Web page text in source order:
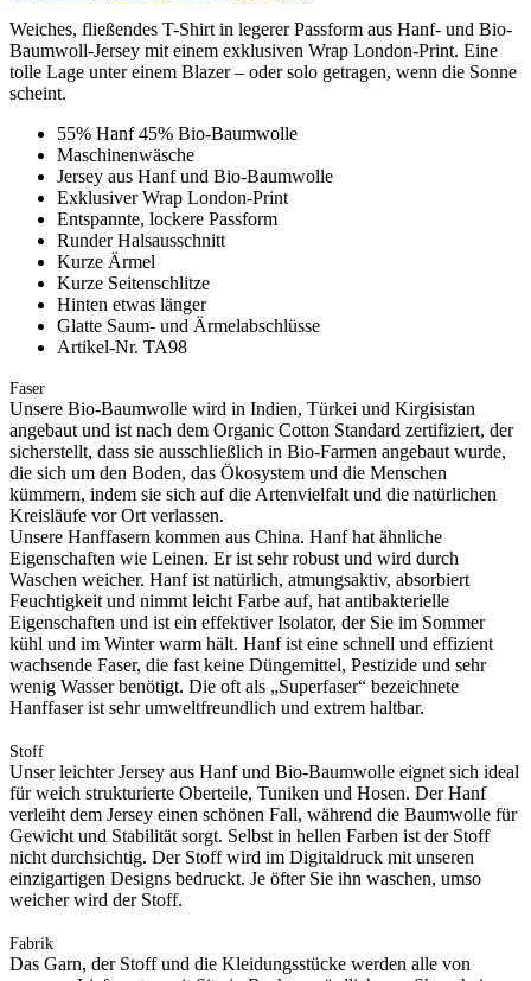
Weiches, fließendes T-Shirt in legerer Passform aus Hanf- und Bio-
Baumwoll-Jersey mit einem exklusiven Wrap London-Print. Eine
tolle Lage unter einem Blazer – oder solo getragen, wenn die Sonne
scheint.
55% Hanf 45% Bio-Baumwolle
Maschinenwäsche
Jersey aus Hanf und Bio-Baumwolle
Exklusiver Wrap London-Print
Entspannte, lockere Passform
Runder Halsausschnitt
Kurze Ärmel
Kurze Seitenschlitze
Hinten etwas länger
Glatte Saum- und Ärmelabschlüsse
Artikel-Nr. TA98
Faser
Unsere Bio-Baumwolle wird in Indien, Türkei und Kirgisistan
angebaut und ist nach dem Organic Cotton Standard zertifiziert, der
sicherstellt, dass sie ausschließlich in Bio-Farmen angebaut wurde,
die sich um den Boden, das Ökosystem und die Menschen
kümmern, indem sie sich auf die Artenvielfalt und die natürlichen
Kreisläufe vor Ort verlassen.
Unsere Hanffasern kommen aus China. Hanf hat ähnliche
Eigenschaften wie Leinen. Er ist sehr robust und wird durch
Waschen weicher. Hanf ist natürlich, atmungsaktiv, absorbiert
Feuchtigkeit und nimmt leicht Farbe auf, hat antibakterielle
Eigenschaften und ist ein effektiver Isolator, der Sie im Sommer
kühl und im Winter warm hält. Hanf ist eine schnell und effizient
wachsende Faser, die fast keine Düngemittel, Pestizide und sehr
wenig Wasser benötigt. Die oft als „Superfaser“ bezeichnete
Hanffaser ist sehr umweltfreundlich und extrem haltbar.
Stoff
Unser leichter Jersey aus Hanf und Bio-Baumwolle eignet sich ideal
für weich strukturierte Oberteile, Tuniken und Hosen. Der Hanf
verleiht dem Jersey einen schönen Fall, während die Baumwolle für
Gewicht und Stabilität sorgt. Selbst in hellen Farben ist der Stoff
nicht durchsichtig. Der Stoff wird im Digitaldruck mit unseren
einzigartigen Designs bedruckt. Je öfter Sie ihn waschen, umso
weicher wird der Stoff.
Fabrik
Das Garn, der Stoff und die Kleidungsstücke werden alle von